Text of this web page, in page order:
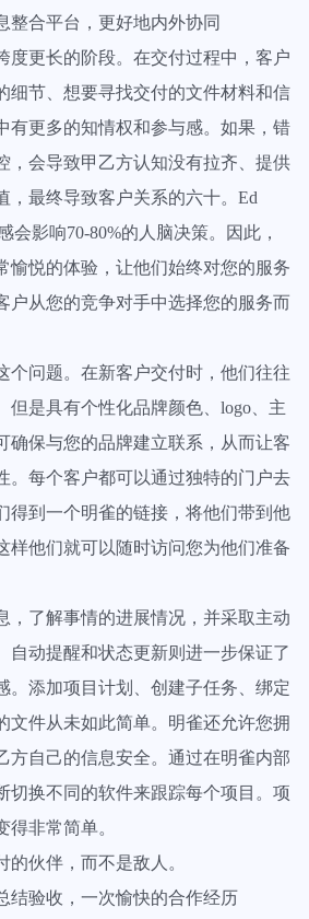
整合平台，更好地内外协同
度更长的阶段。在交付过程中，客户
细节、想要寻找交付的文件材料和信
有更多的知情权和参与感。如果，错
，会导致甲乙方认知没有拉齐、提供
，最终导致客户关系的六十。Ed
会影响70-80%的人脑决策。因此，
愉悦的体验，让他们始终对您的服务
户从您的竞争对手中选择您的服务而
个问题。在新客户交付时，他们往往
但是具有个性化品牌颜色、logo、主
确保与您的品牌建立联系，从而让客
。每个客户都可以通过独特的门户去
得到一个明雀的链接，将他们带到他
样他们就可以随时访问您为他们准备
，了解事情的进展情况，并采取主动
自动提醒和状态更新则进一步保证了
。添加项目计划、创建子任务、绑定
文件从未如此简单。明雀还允许您拥
方自己的信息安全。通过在明雀内部
切换不同的软件来跟踪每个项目。项
得非常简单。
伙伴，而不是敌人。
结验收，一次愉快的合作经历